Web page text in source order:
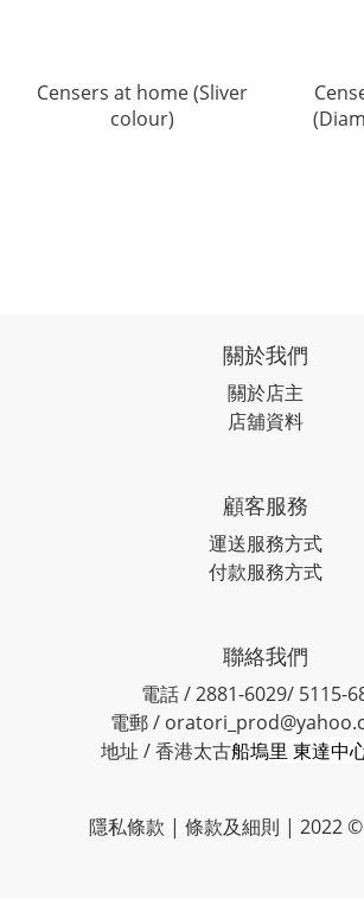
Censers at home (Sliver
colour)
關於我們
關於店主
店舖資料
顧客服務
運送服務方式
付款服務方式
聯絡我們
電話 / 2881-6029/ 5115-
電郵 /
地址 / 香港太古船塢里 東達中
隱私條款 | 條款及細則 | 2022